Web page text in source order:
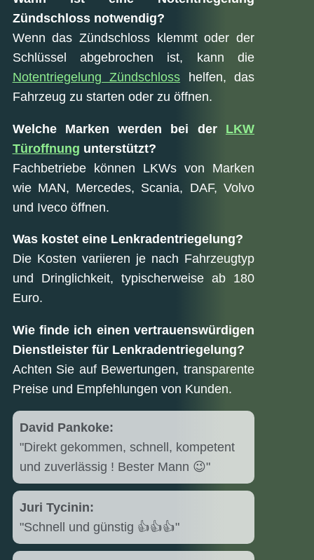
Zündschloss notwendig?
Wenn das Zündschloss klemmt oder der
Schlüssel abgebrochen ist, kann die
Notentriegelung Zündschloss helfen, das
Fahrzeug zu starten oder zu öffnen.
Welche Marken werden bei der LKW
Türoffnung unterstützt?
Fachbetriebe können LKWs von Marken
wie MAN, Mercedes, Scania, DAF, Volvo
und Iveco öffnen.
Was kostet eine Lenkradentriegelung?
Die Kosten variieren je nach Fahrzeugtyp
und Dringlichkeit, typischerweise ab 180
Euro.
Wie finde ich einen vertrauenswürdigen
Dienstleister für Lenkradentriegelung?
Achten Sie auf Bewertungen, transparente
Preise und Empfehlungen von Kunden.
David Pankoke:
"Direkt gekommen, schnell, kompetent
und zuverlässig ! Bester Mann 😉"
Juri Tycinin:
"Schnell und günstig 👍👍👍"